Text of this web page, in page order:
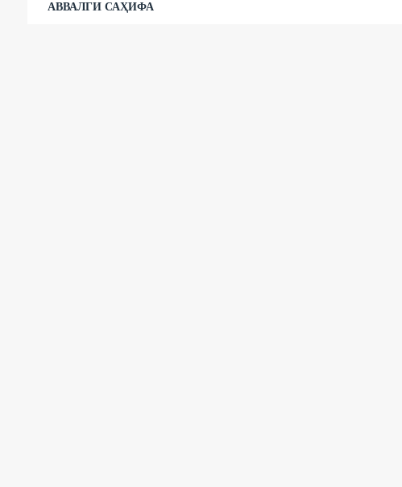
АВВАЛГИ САҲИФА